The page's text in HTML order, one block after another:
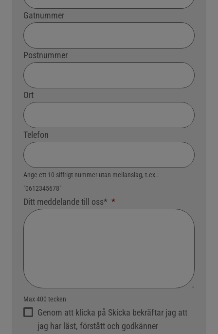
Gatnummer
Postnummer
Ort
Telefon
Ange ett 10-siffrigt nummer utan mellanslag, t.ex.:
"0612345678"
Ditt meddelande till oss*
Max 400 tecken
Genom att klicka på Skicka bekräftar jag att
jag har läst, förstått och godkänner